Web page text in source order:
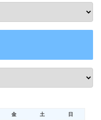
金 土
日